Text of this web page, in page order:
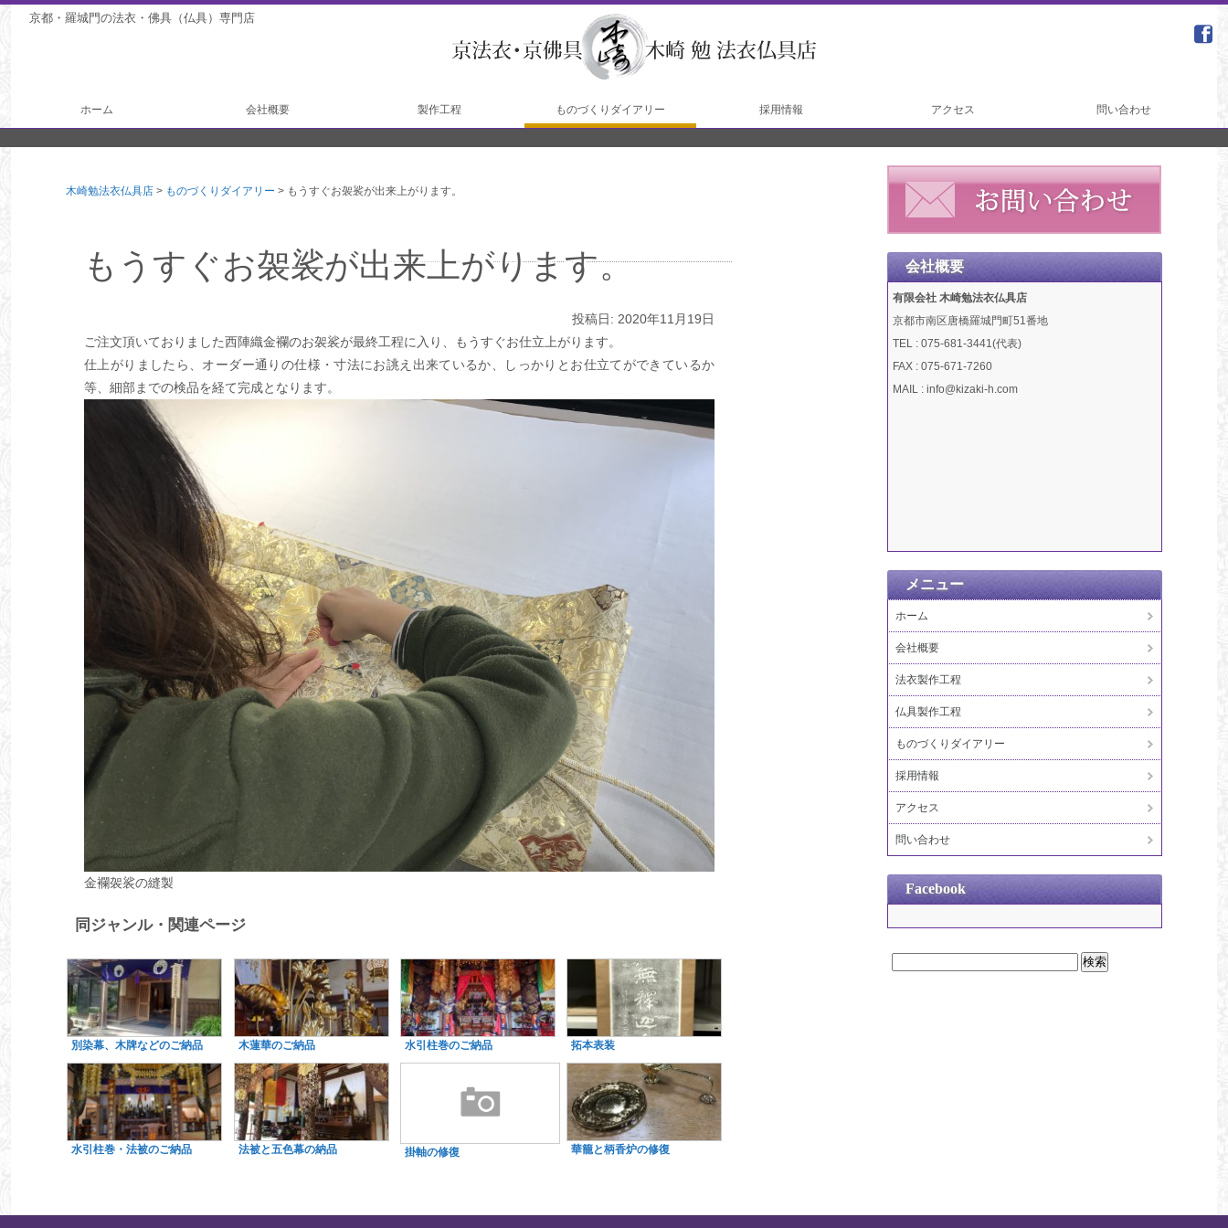
京都・羅城門の法衣・佛具（仏具）専門店
ホーム 会社概要 製作工程 ものづくりダイアリー 採用情報 アクセス 問い合わせ
木崎勉法衣仏具店 > ものづくりダイアリー > もうすぐお袈裟が出来上がります。
もうすぐお袈裟が出来上がります。
投稿日: 2020年11月19日
ご注文頂いておりました西陣織金襴のお袈裟が最終工程に入り、もうすぐお仕立上がります。
仕上がりましたら、オーダー通りの仕様・寸法にお誂え出来ているか、しっかりとお仕立てができているか
等、細部までの検品を経て完成となります。
金襴袈裟の縫製
同ジャンル・関連ページ
別染幕、木牌などのご納品 木蓮華のご納品 水引柱巻のご納品 拓本表装
水引柱巻・法被のご納品 法被と五色幕の納品 掛軸の修復 華籠と柄香炉の修復
会社概要
有限会社 木崎勉法衣仏具店
京都市南区唐橋羅城門町51番地
TEL : 075-681-3441(代表)
FAX : 075-671-7260
MAIL : info@kizaki-h.com
メニュー
ホーム
会社概要
法衣製作工程
仏具製作工程
ものづくりダイアリー
採用情報
アクセス
問い合わせ
Facebook